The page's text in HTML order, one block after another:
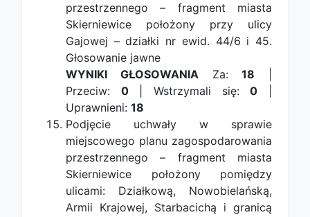
przestrzennego – fragment miasta
Skierniewice położony przy ulicy
Gajowej – działki nr ewid. 44/6 i 45.
Głosowanie jawne
WYNIKI GŁOSOWANIAZa:18
Przeciw: 0| Wstrzymali się:0
Uprawnieni: 18
Podjęcie uchwały w sprawie
miejscowego planu zagospodarowania
przestrzennego – fragment miasta
Skierniewice położony pomiędzy
ulicami: Działkową, Nowobielańską,
Armii Krajowej, Starbacichą i granicą